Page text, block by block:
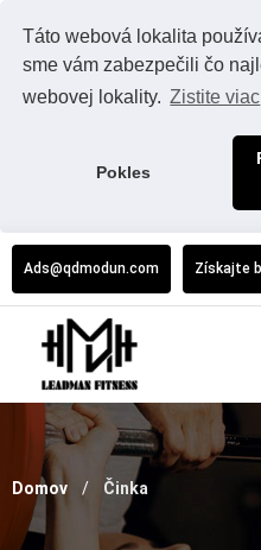
Táto webová lokalita
sme vám zabezpečili čo
webovej lokality. Zistite viac
Pokles
Ads@qdmodun.com Získajte
Domov Činka